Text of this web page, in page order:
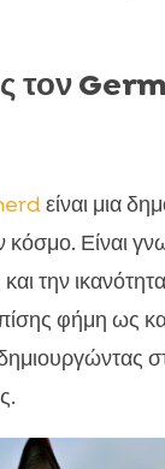
τον
είναι μια
Είναι
την
φήμη ως
δημιουργώντας